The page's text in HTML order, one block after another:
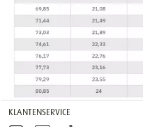
KLANTENSERVICE